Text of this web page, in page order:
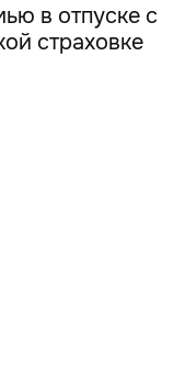
в отпуске с
страховке